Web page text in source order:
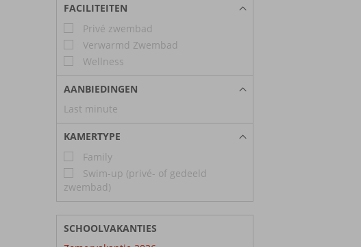
FACILITEITEN
Privé zwembad
Verwarmd Zwembad
Wellness
AANBIEDINGEN
Last minute
KAMERTYPE
Family
Swim-up (privé- of gedeeld
zwembad)
SCHOOLVAKANTIES